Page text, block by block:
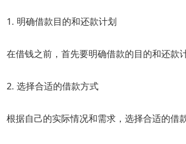
1. 明确借款目的和还款计划
在借钱之前，首先要明确借款的目的和还款
2. 选择合适的借款方式
根据自己的实际情况和需求，选择合适的借